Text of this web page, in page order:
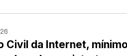
Civil da Internet,